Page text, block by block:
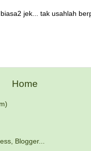
jek... tak usahlah
Home